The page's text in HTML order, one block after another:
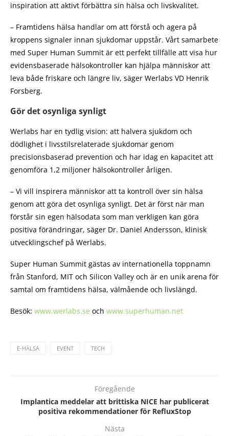
inspiration att aktivt förbättra sin hälsa och livskvalitet.
– Framtidens hälsa handlar om att förstå och agera på
kroppens signaler innan sjukdomar uppstår. Vårt samarbete
med Super Human Summit är ett perfekt tillfälle att visa hur
evidensbaserade hälsokontroller kan hjälpa människor att
leva både friskare och längre liv, säger Werlabs VD Henrik
Forsberg.
Gör det osynliga synligt
Werlabs har en tydlig vision: att halvera sjukdom och
dödlighet i livsstilsrelaterade sjukdomar genom
precisionsbaserad prevention och har idag en kapacitet att
genomföra 1,2 miljoner hälsokontroller årligen.
– Vi vill inspirera människor att ta kontroll över sin hälsa
genom att göra det osynliga synligt. Det är först när man
förstår sin egen hälsodata som man verkligen kan göra
positiva förändringar, säger Dr. Daniel Andersson, klinisk
utvecklingschef på Werlabs.
Super Human Summit gästas av internationella toppnamn
från Stanford, MIT och Silicon Valley och är en unik arena för
samtal om framtidens hälsa, välmående och livslängd.
Besök: www.werlabs.se och www.superhuman.net
E-HÄLSA EVENT TECH
Föregående
Implantica meddelar att brittiska NICE har publicerat
positiva rekommendationer för RefluxStop
Nästa